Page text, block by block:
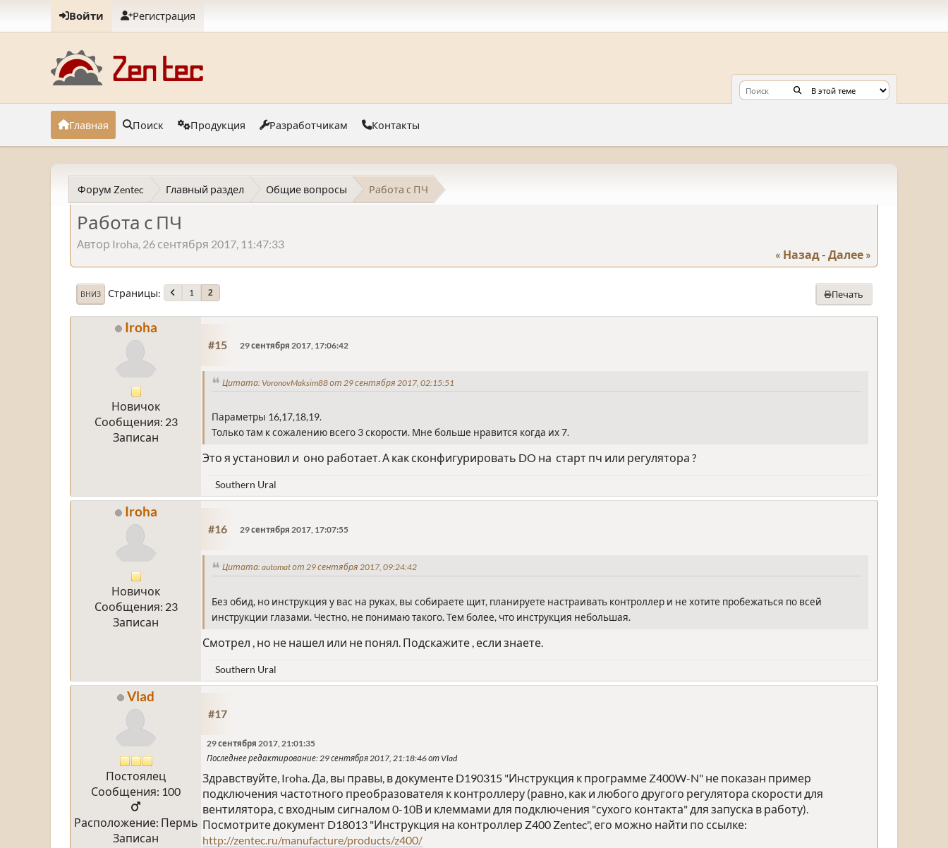
Войти Регистрация
Главная Поиск Продукция Разработчикам Контакты
Форум Zentec Главный раздел Общие вопросы Работа с ПЧ
Работа с ПЧ
Автор Iroha, 26 сентября 2017, 11:47:33
« Назад - Далее »
Печать
ВНИЗ Страницы 1 2
Iroha
Новичок
Сообщения: 23
Записан
#15 29 сентября 2017, 17:06:42
Цитата: VoronovMaksim88 от 29 сентября 2017, 02:15:51
Параметры 16,17,18,19.
Только там к сожалению всего 3 скорости. Мне больше нравится когда их 7.
Это я установил и оно работает. А как сконфигурировать DO на старт пч или регулятора ?
Southern Ural
Iroha
Новичок
Сообщения: 23
Записан
#16 29 сентября 2017, 17:07:55
Цитата: automat от 29 сентября 2017, 09:24:42
Без обид, но инструкция у вас на руках, вы собираете щит, планируете настраивать контроллер и не хотите пробежаться по всей
инструкции глазами. Честно, не понимаю такого. Тем более, что инструкция небольшая.
Смотрел , но не нашел или не понял. Подскажите , если знаете.
Southern Ural
Vlad
Постоялец
Сообщения: 100
Расположение: Пермь
Записан
#17
29 сентября 2017, 21:01:35
Последнее редактирование: 29 сентября 2017, 21:18:46 от Vlad
Здравствуйте, Iroha. Да, вы правы, в документе D190315 "Инструкция к программе Z400W-N" не показан пример
подключения частотного преобразователя к контроллеру (равно, как и любого другого регулятора скорости для
вентилятора, с входным сигналом 0-10В и клеммами для подключения "сухого контакта" для запуска в работу).
Посмотрите документ D18013 "Инструкция на контроллер Z400 Zentec", его можно найти по ссылке:
http://zentec.ru/manufacture/products/z400/